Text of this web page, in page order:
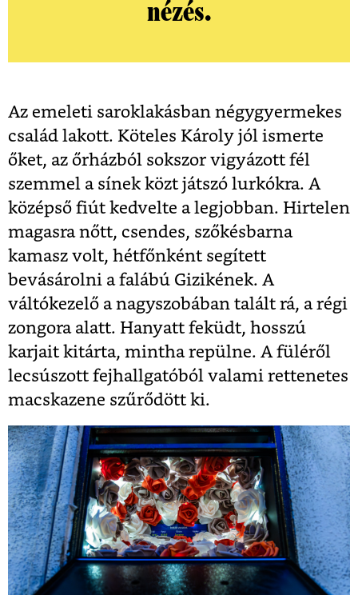
nézés.
Az emeleti saroklakásban négygyermekes
család lakott. Köteles Károly jól ismerte
őket, az őrházból sokszor vigyázott fél
szemmel a sínek közt játszó lurkókra. A
középső fiút kedvelte a legjobban. Hirtelen
magasra nőtt, csendes, szőkésbarna
kamasz volt, hétfőnként segített
bevásárolni a falábú Gizikének. A
váltókezelő a nagyszobában talált rá, a régi
zongora alatt. Hanyatt feküdt, hosszú
karjait kitárta, mintha repülne. A füléről
lecsúszott fejhallgatóból valami rettenetes
macskazene szűrődött ki.